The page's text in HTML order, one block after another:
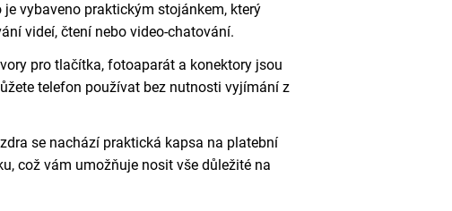
je vybaveno praktickým stojánkem, který
videí, čtení nebo video-chatování.
pro tlačítka, fotoaparát a konektory jsou
telefon používat bez nutnosti vyjímání z
se nachází praktická kapsa na platební
což vám umožňuje nosit vše důležité na